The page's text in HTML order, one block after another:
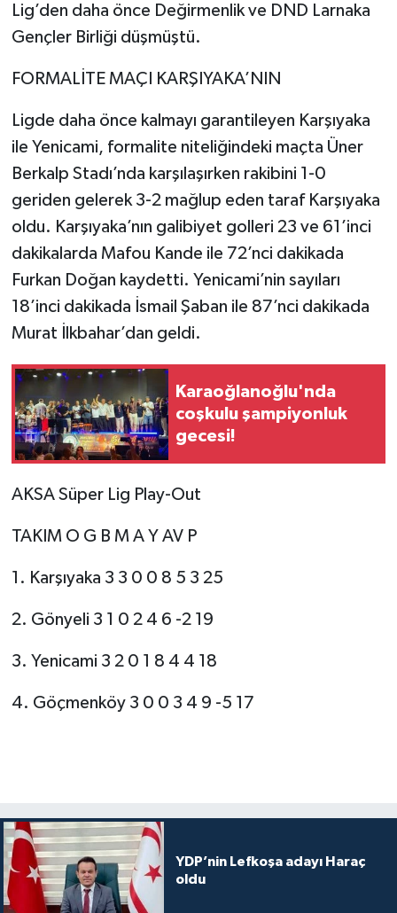
Lig’den daha önce Değirmenlik ve DND Larnaka
Gençler Birliği düşmüştü.
FORMALİTE MAÇI KARŞIYAKA’NIN
Ligde daha önce kalmayı garantileyen Karşıyaka
ile Yenicami, formalite niteliğindeki maçta Üner
Berkalp Stadı’nda karşılaşırken rakibini 1-0
geriden gelerek 3-2 mağlup eden taraf Karşıyaka
oldu. Karşıyaka’nın galibiyet golleri 23 ve 61’inci
dakikalarda Mafou Kande ile 72’nci dakikada
Furkan Doğan kaydetti. Yenicami’nin sayıları
18’inci dakikada İsmail Şaban ile 87’nci dakikada
Murat İlkbahar’dan geldi.
Karaoğlanoğlu'nda
coşkulu şampiyonluk
gecesi!
AKSA Süper Lig Play-Out
TAKIM O G B M A Y AV P
1. Karşıyaka 3 3 0 0 8 5 3 25
2. Gönyeli 3 1 0 2 4 6 -2 19
3. Yenicami 3 2 0 1 8 4 4 18
4. Göçmenköy 3 0 0 3 4 9 -5 17
YDP’nin Lefkoşa adayı Haraç
oldu